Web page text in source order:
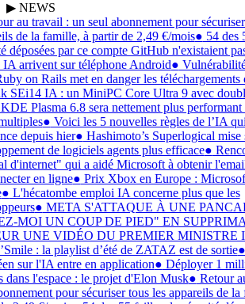
▶ NEWS
au travail : un seul abonnement pour sécuriser
de la famille, à partir de 2,49 €/mois●54 des
par ce compte GitHub n'existaient pas
arrivent sur téléphone Android●Vulnérabilité
on Rails met en danger les téléchargements
IA : un MiniPC Core Ultra 9 avec
Plasma 6.8 sera nettement plus performant
●Voici les 5 nouvelles règles de l’IA qui
depuis hier●Hashimoto’s Superlogical mise
de logiciels agents plus efficace●
qui a aidé Microsoft à obtenir l'email
en ligne●Prix Xbox en Europe : Microsoft
L'hécatombe emploi IA concerne plus que les
●META S'ATTAQUE À UNE
MOI UN COUP DE PIED" EN
UNE VIDÉO DU PREMIER MINISTRE
: la playlist d’été de ZATAZ est de sortie●
sur l'IA entre en application●Déployer 1
l'espace : le projet d'Elon Musk●Retour au
pour sécuriser tous les appareils de la